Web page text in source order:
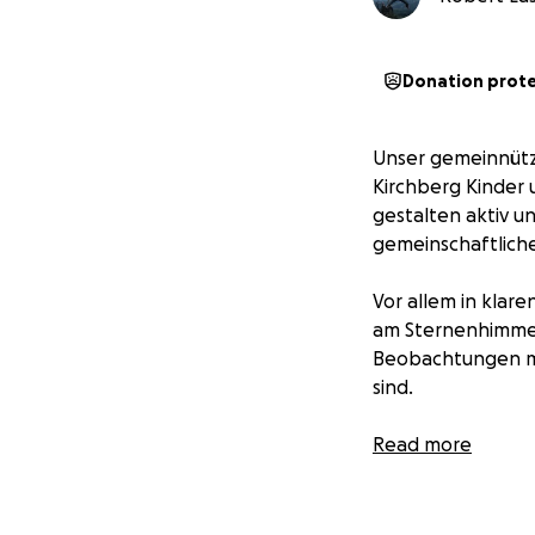
Donation
Unser
Kirchberg Kinder
gestalten aktiv
Vor allem in
am
Beobachtungen
sind.
Dadurch wurde
Read more